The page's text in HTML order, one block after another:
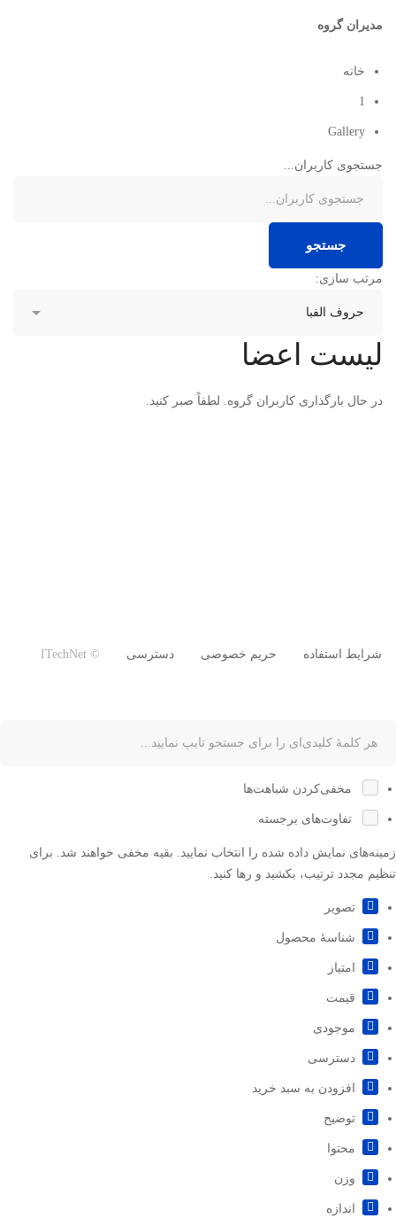
مدیران گروه
خانه
1
Gallery
جستجوی کاربران...
جستجو
مرتب سازی:
لیست اعضا
در حال بارگذاری کاربران گروه. لطفاً صبر کنید.
شرایط استفاده حریم خصوصی دسترسی © ITechNet
مخفی‌کردن شباهت‌ها
تفاوت‌های برجسته
زمینه‌های نمایش داده شده را انتخاب نمایید. بقیه مخفی خواهند شد. برای
تنظیم مجدد ترتیب، بکشید و رها کنید.
تصویر
شناسۀ محصول
امتیاز
قيمت
موجودی
دسترسی
افزودن به سبد خرید
توضیح
محتوا
وزن
اندازه